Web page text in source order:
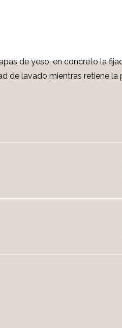
de yeso, en concreto la
de lavado mientras retiene la